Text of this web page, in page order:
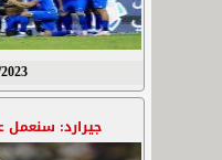
07/12/
جيرارد: سنعمل